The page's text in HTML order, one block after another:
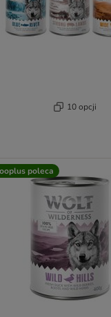
10 opcji
poleca